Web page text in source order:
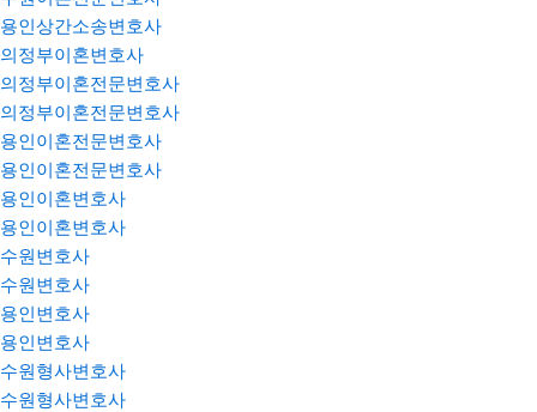
용인상간소송변호사
의정부이혼변호사
의정부이혼전문변호사
의정부이혼전문변호사
용인이혼전문변호사
용인이혼전문변호사
용인이혼변호사
용인이혼변호사
수원변호사
수원변호사
용인변호사
용인변호사
수원형사변호사
수원형사변호사